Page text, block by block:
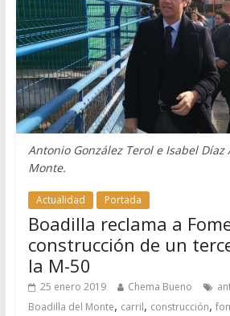
Antonio González Terol e Isabel
Monte.
Actualidad Portada
Boadilla reclama a
construcción de un
la M-50
25 enero 2019 Chema Bueno
Boadilla del Monte, carril, construcción,